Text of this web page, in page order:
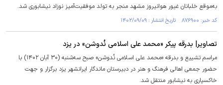
به‌موقع خلبانان غیور هوانیروز مشهد منجر به تولد موفقیت‌آمیز نوزاد نیشابوری شد.
کد خبر: ۸۷۶۹۰۰ تاریخ انتشار : ۱۴۰۲/۰۹/۰۹
تصاویر| بدرقه پیکر «محمد علی اسلامی نُدوشن» در یزد
مراسم تشییع و بدرقه «محمد علی اسلامی نُدوشن» صبح سه‌شنبه (۳۰ آبان ۱۴۰۲) با
حضور جمعی اهالی فرهنگ و هنر در دبیرستان ماندگار ایرانشهر یزد برگزار و جهت
خاکسپاری به نیشابور منتقل شد.